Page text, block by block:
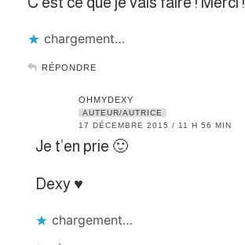
chargement…
RÉPONDRE
OHMYDEXY
AUTEUR/AUTRICE
17 DÉCEMBRE 2015 / 11 H 56 MIN
Je t’en prie 🙂
Dexy ♥
chargement…